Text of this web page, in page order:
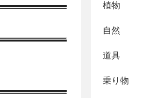
植物
自然
道具
乗り物